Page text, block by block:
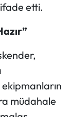
etti.
müdahale